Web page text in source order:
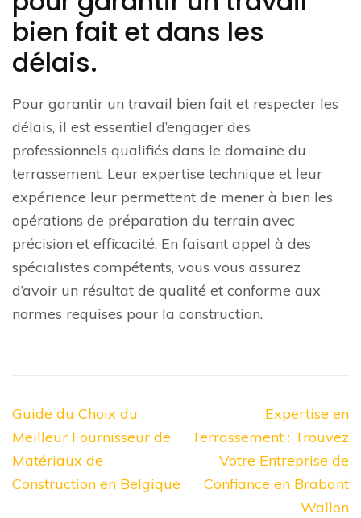
bien fait et dans les
délais.
Pour garantir un travail bien fait et respecter les
délais, il est essentiel d’engager des
professionnels qualifiés dans le domaine du
terrassement. Leur expertise technique et leur
expérience leur permettent de mener à bien les
opérations de préparation du terrain avec
précision et efficacité. En faisant appel à des
spécialistes compétents, vous vous assurez
d’avoir un résultat de qualité et conforme aux
normes requises pour la construction.
Navigation
de
l’article
Guide du Choix du
Meilleur Fournisseur de
Matériaux de
Construction en Belgique
Expertise en
Terrassement : Trouvez
Votre Entreprise de
Confiance en Brabant
Wallon